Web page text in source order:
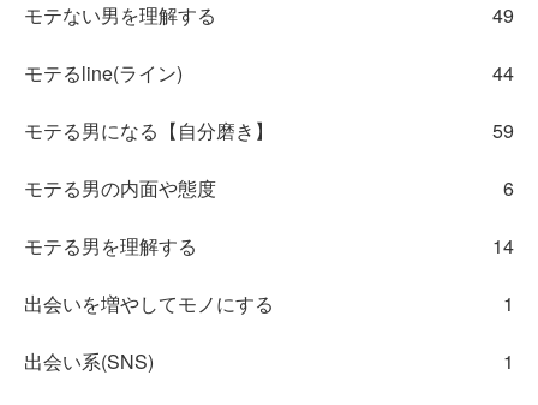
モテない男を理解する 49
モテるline(ライン) 44
モテる男になる【自分磨き】 59
モテる男の内面や態度 6
モテる男を理解する 14
出会いを増やしてモノにする 1
出会い系(SNS) 1